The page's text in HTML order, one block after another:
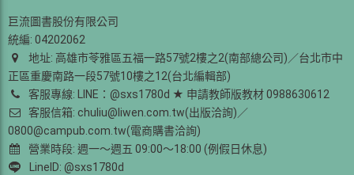
巨流圖書股份有限公司
統編: 04202062
地址: 高雄市苓雅區五福一路57號2樓之2(南部總公司)／台北市中
正區重慶南路一段57號10樓之12(台北編輯部)
客服專線: LINE：@sxs1780d ★ 申請教師版教材 0988630612
客服信箱: chuliu@liwen.com.tw(出版洽詢)／
0800@campub.com.tw(電商購書洽詢)
營業時段: 週一～週五 09:00～18:00 (例假日休息)
LineID: @sxs1780d